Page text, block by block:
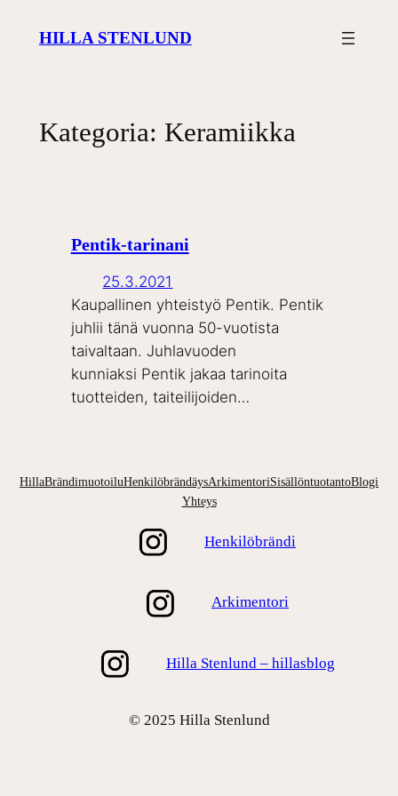
sisältöön
HILLA STENLUND
Kategoria: Keramiikka
Pentik-tarinani
25.3.2021
Kaupallinen yhteistyö Pentik. Pentik
juhlii tänä vuonna 50-vuotista
taivaltaan. Juhlavuoden
kunniaksi Pentik jakaa tarinoita
tuotteiden, taiteilijoiden…
HillaBrändimuotoiluHenkilöbrändäysArkimentoriSisällöntuotantoBlogi
Yhteys
Henkilöbrändi
Arkimentori
Hilla Stenlund – hillasblog
© 2025 Hilla Stenlund